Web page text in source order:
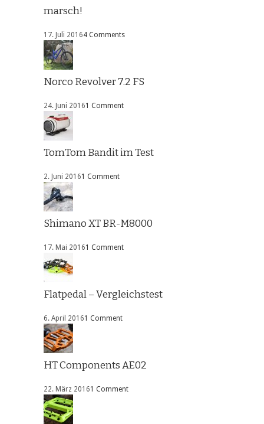
marsch!
17. Juli 20164 Comments
Norco Revolver 7.2 FS
24. Juni 20161 Comment
TomTom Bandit im Test
2. Juni 20161 Comment
Shimano XT BR-M8000
17. Mai 20161 Comment
Flatpedal – Vergleichstest
6. April 20161 Comment
HT Components AE02
22. März 20161 Comment